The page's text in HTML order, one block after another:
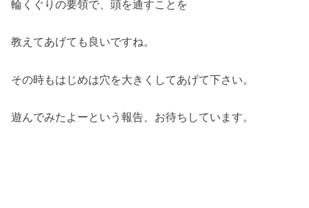
輪くぐりの要領で、頭を通すことを
教えてあげても良いですね。
その時もはじめは穴を大きくしてあげて下さい。
遊んでみたよーという報告、お待ちしています。